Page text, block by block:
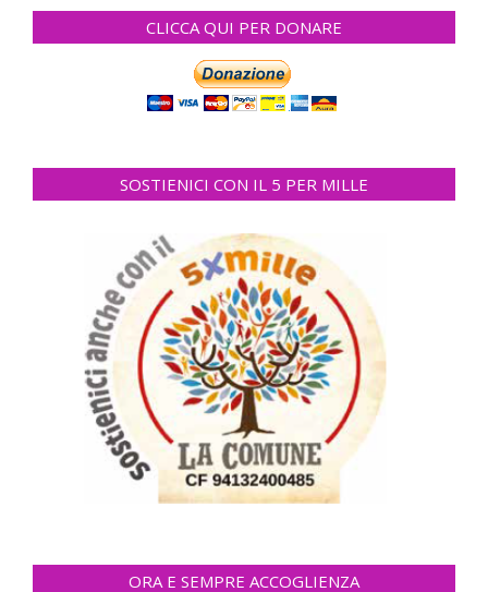
CLICCA QUI PER DONARE
SOSTIENICI CON IL 5 PER MILLE
ORA E SEMPRE ACCOGLIENZA